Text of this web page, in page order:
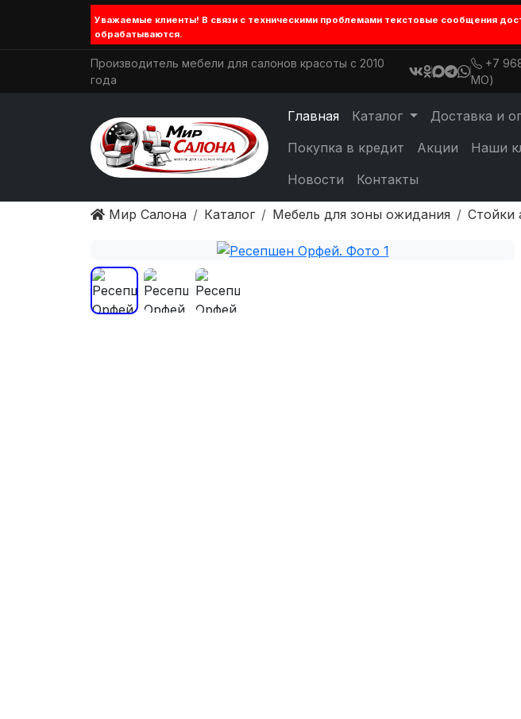
Уважаемые клиенты! В связи с техническими проблемами текстовые сообщения
обрабатываются.
Производитель мебели для салонов красоты с 2010
года
+7
МО)
Главная Каталог Доставка и
Покупка в кредит
Акции Наши
Новости
Контакты
Мир Салона Каталог Мебель для зоны ожидания Стойки